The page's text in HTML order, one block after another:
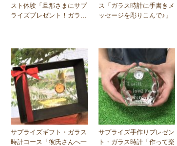
スト体験「旦那さまにサプ
ライズプレゼント！ガラス
ス「ガラス時計に手書きメ
ッセージを彫りこんで♪」
サプライズギフト・ガラス
時計コース「彼氏さんへ一
サプライズ手作りプレゼン
ト・ガラス時計「作って楽